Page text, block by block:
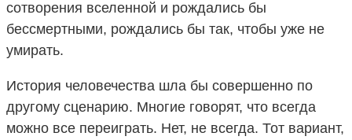
сотворения вселенной и рождались бы
бессмертными, рождались бы так, чтобы уже не
умирать.
История человечества шла бы совершенно по
другому сценарию. Многие говорят, что всегда
можно все переиграть. Нет, не всегда. Тот вариант,